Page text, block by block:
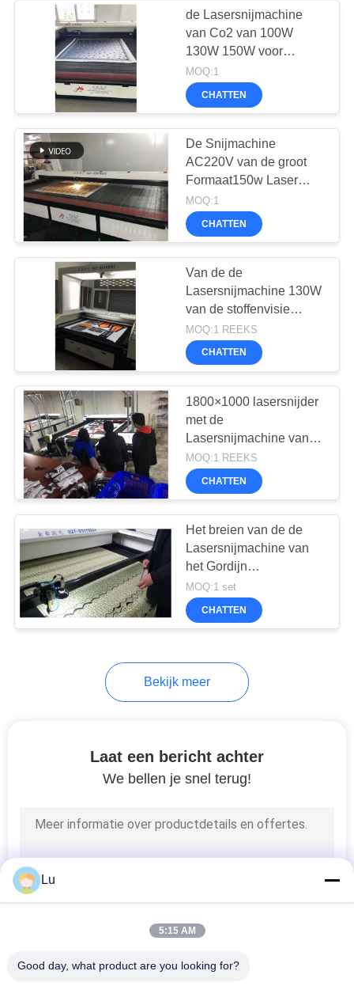
SITEMAP
PRIVACY
POLICY
de Lasersnijmachine
van Co2 van 100W
130W 150W voor
Moslimsjaal
MOQ:1
CHATTEN
De Snijmachine
AC220V van de groot
Formaat150w Laser
voor Banner, vlag, lichte
doos kleedt het snijden
MOQ:1
CHATTEN
Van de de
Lasersnijmachine 130W
van de stoffenvisie
Snijder van de de
Cameralaser de
Industriële
MOQ:1 REEKS
CHATTEN
1800×1000 lasersnijder
met de
Lasersnijmachine van
de Camera100w Visie
MOQ:1 REEKS
CHATTEN
Het breien van de de
Lasersnijmachine van
het Gordijn
Automatische Leer
Scherpe Snelheid 0 -
48000mm \ Min
MOQ:1 set
CHATTEN
Bekijk meer
Laat een bericht achter
We bellen je snel terug!
Lu
5:15 AM
Good day, what product are you looking for?